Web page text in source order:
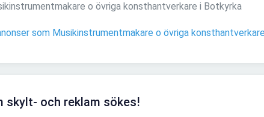
o övriga konsthantverkare i Botkyrka
som Musikinstrumentmakare o övriga
skylt- och reklam sökes!